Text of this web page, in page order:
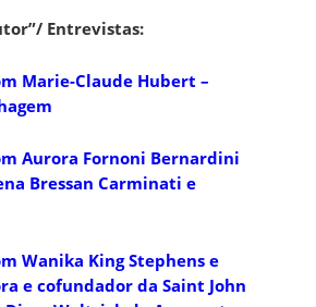
Entrevistas:
Marie-Claude Hubert –
Aurora Fornoni Bernardini
Bressan Carminati e
Wanika King Stephens e
e cofundador da Saint John